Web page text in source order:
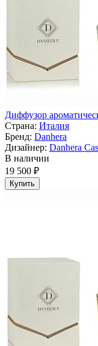
Диффузор
Страна: Италия
Бренд: Danhera
Дизайнер: Danhera
В наличии
19 500 ₽
Купить